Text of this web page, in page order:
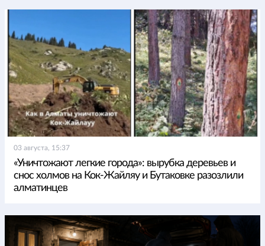
03 августа, 15:37
«Уничтожают легкие города»: вырубка деревьев и
снос холмов на Кок-Жайляу и Бутаковке разозлили
алматинцев